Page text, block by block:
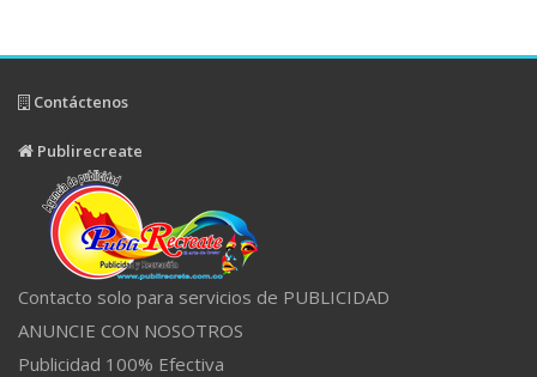
Contáctenos
Publirecreate
Contacto solo para servicios de PUBLICIDAD
ANUNCIE CON NOSOTROS
Publicidad 100% Efectiva